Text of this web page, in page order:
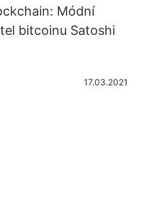
Módní
bitcoinu Satoshi
17.03.2021